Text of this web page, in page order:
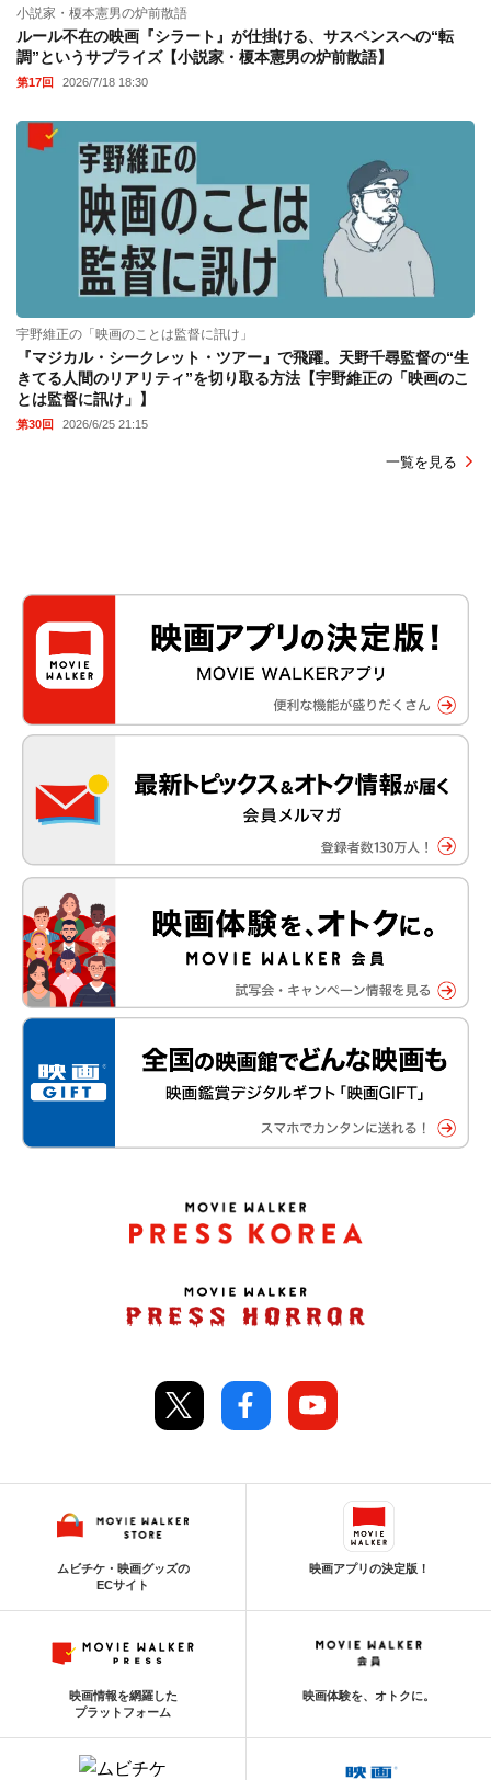
小説家・榎本憲男の炉前散語
ルール不在の映画『シラート』が仕掛ける、サスペンスへの“転
調”というサプライズ【小説家・榎本憲男の炉前散語】
第17回 2026/7/18 18:30
宇野維正の「映画のことは監督に訊け」
『マジカル・シークレット・ツアー』で飛躍。天野千尋監督の“生
きてる人間のリアリティ”を切り取る方法【宇野維正の「映画のこ
とは監督に訊け」】
第30回 2026/6/25 21:15
一覧を見る
ムビチケ・映画グッズの
ECサイト
映画アプリの決定版！
映画情報を網羅した
プラットフォーム
映画体験を、オトクに。